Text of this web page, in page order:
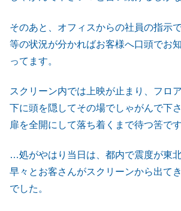
そのあと、オフィスからの社員の指示
等の状況が分かればお客様へ口頭でお
ってます。
スクリーン内では上映が止まり、フロ
下に頭を隠してその場でしゃがんで下
扉を全開にして落ち着くまで待つ筈です
…処がやはり当日は、都内で震度が東北
早々とお客さんがスクリーンから出て
でした。